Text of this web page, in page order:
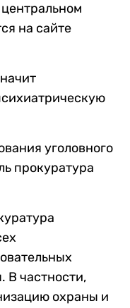
на сайте
уголовного
прокуратура
В частности,
охраны и